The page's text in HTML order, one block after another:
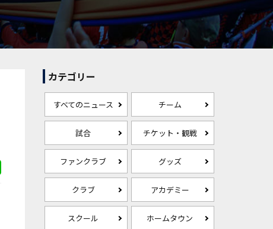
カテゴリー
すべてのニュース チーム
試合 チケット・観戦
ファンクラブ グッズ
クラブ アカデミー
スクール ホームタウン